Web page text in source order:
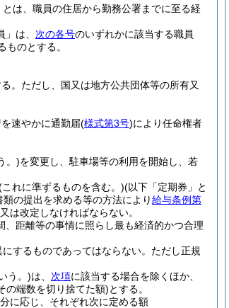
は、職員の住居から勤務公署までに至る経
は、 次の各号のいずれかに該当する職員
のとする。
。 ただし、国又は地方公共団体等の所有又
速やかに通勤届(様式第3号)により任命権者
。)を変更し、駐車場等の利用を開始し、若
これに準ずるものを含む。)(以下「定期券」と
の提出を求める等の方法により給与条例第
は改定しなければならない。
、距離等の事情に照らし最も経済的かつ合理
するものであってはならない。 ただし正規
う。)は、 次項に該当する場合を除くほか、
の端数を切り捨てた額)とする。
に応じ、それぞれ次に定める額